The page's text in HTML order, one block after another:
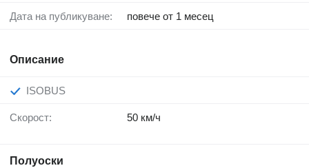
Дата на публикуване: повече от 1 месец
Описание
ISOBUS
Скорост: 50 км/ч
Полуоски